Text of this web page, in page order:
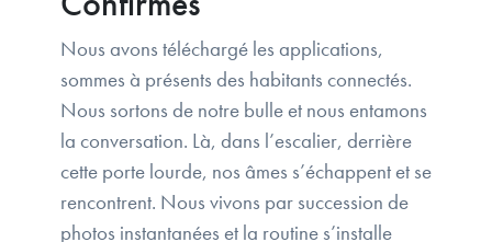
Nous avons téléchargé les applications,
sommes à présents des habitants connectés.
Nous sortons de notre bulle et nous entamons
la conversation. Là, dans l’escalier, derrière
cette porte lourde, nos âmes s’échappent et se
rencontrent. Nous vivons par succession de
photos instantanées et la routine s’installe